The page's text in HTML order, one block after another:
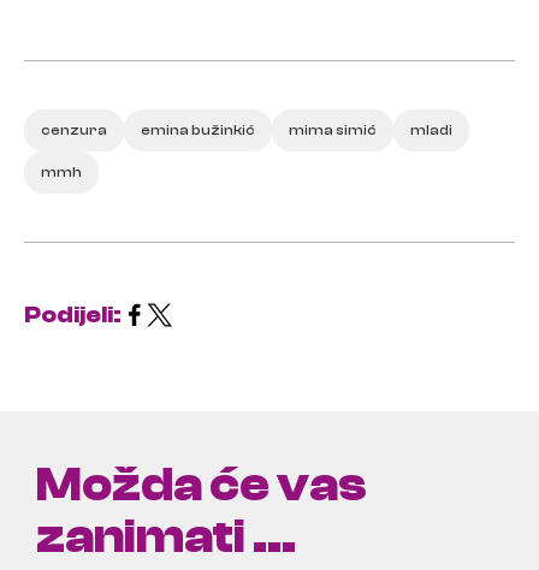
cenzura emina bužinkić mima simić mladi
mmh
Podijeli:
Možda će vas
zanimati ...